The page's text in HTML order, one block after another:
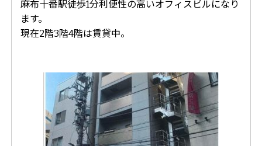
麻布十番駅徒歩1分利便性の高いオフィスビルになり
ます。
現在2階3階4階は賃貸中。